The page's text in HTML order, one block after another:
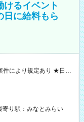
けるイベント
に給料もら
現金GET♪ お仕事後はコ
用期間】試
寄り駅：みなとみらい